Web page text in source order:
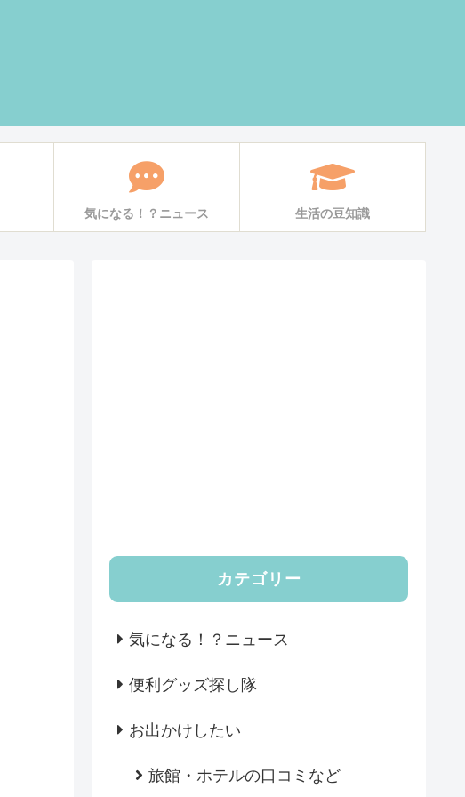
気になる！？ニュース 生活の豆知識
カテゴリー
気になる！？ニュース
便利グッズ探し隊
お出かけしたい
旅館・ホテルの口コミなど